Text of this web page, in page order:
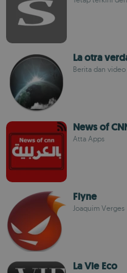
La otra
Berita dan
News of
Atta Apps
Flyne
Joaquim Verges
La Vie Eco